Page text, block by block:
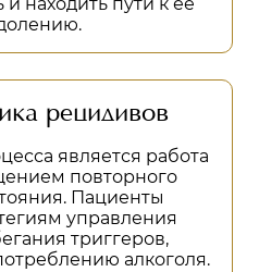
рецидивов
является работа
повторного
Пациенты
управления
триггеров,
алкоголя.